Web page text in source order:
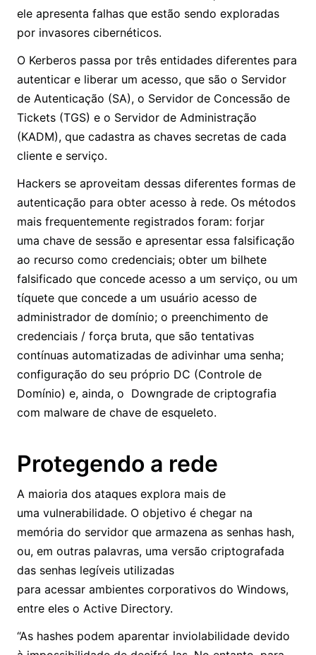
ele apresenta falhas que estão sendo exploradas
por invasores cibernéticos.
O Kerberos passa por três entidades diferentes para
autenticar e liberar um acesso, que são o Servidor
de Autenticação (SA), o Servidor de Concessão de
Tickets (TGS) e o Servidor de Administração
(KADM), que cadastra as chaves secretas de cada
cliente e serviço.
Hackers se aproveitam dessas diferentes formas de
autenticação para obter acesso à rede. Os métodos
mais frequentemente registrados foram: forjar
uma chave de sessão e apresentar essa falsificação
ao recurso como credenciais; obter um bilhete
falsificado que concede acesso a um serviço, ou um
tíquete que concede a um usuário acesso de
administrador de domínio; o preenchimento de
credenciais / força bruta, que são tentativas
contínuas automatizadas de adivinhar uma senha;
configuração do seu próprio DC (Controle de
Domínio) e, ainda, o Downgrade de criptografia
com malware de chave de esqueleto.
Protegendo a rede
A maioria dos ataques explora mais de
uma vulnerabilidade. O objetivo é chegar na
memória do servidor que armazena as senhas hash,
ou, em outras palavras, uma versão criptografada
das senhas legíveis utilizadas
para acessar ambientes corporativos do Windows,
entre eles o Active Directory.
“As hashes podem aparentar inviolabilidade devido